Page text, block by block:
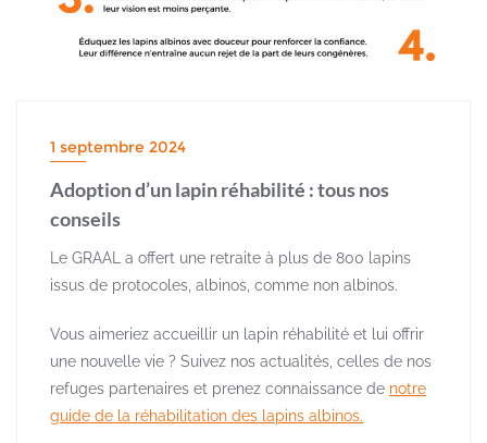
1 septembre 2024
Adoption d’un lapin réhabilité : tous nos
conseils
Le GRAAL a offert une retraite à plus de 800 lapins
issus de protocoles, albinos, comme non albinos.
Vous aimeriez accueillir un lapin réhabilité et lui offrir
une nouvelle vie ? Suivez nos actualités, celles de nos
refuges partenaires et prenez connaissance de notre
guide de la réhabilitation des lapins albinos.